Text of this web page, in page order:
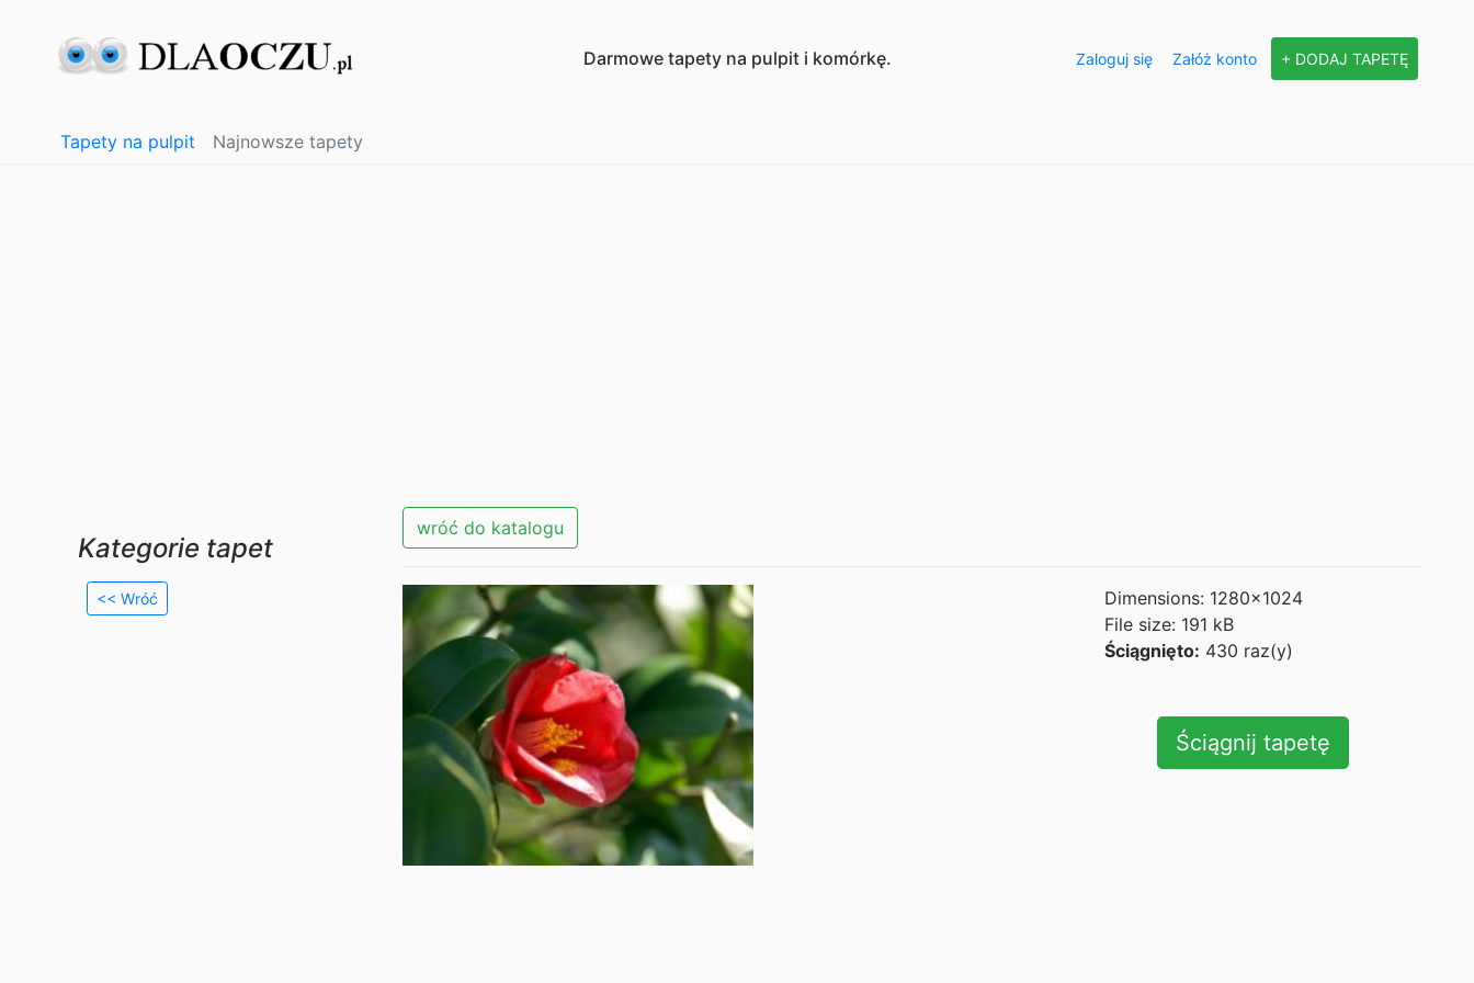
Darmowe tapety na pulpit i komórkę. Zaloguj się Załóż konto + DODAJ TAPETĘ
Tapety na pulpit Najnowsze tapety
Kategorie tapet
<< Wróć
wróć do katalogu
Dimensions: 1280x1024
File size: 191 kB
Ściągnięto: 430 raz(y)
Ściągnij tapetę